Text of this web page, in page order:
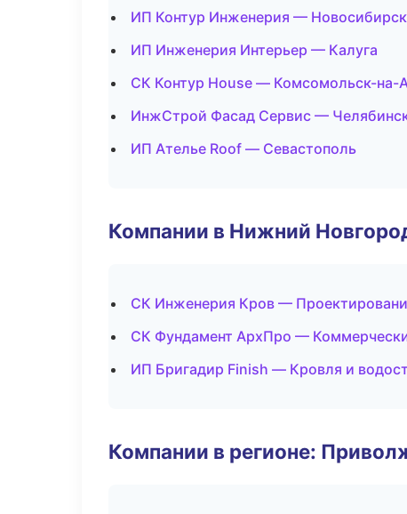
ИП Контур Инженерия — Новосибирск
ИП Инженерия Интерьер — Калуга
СК Контур House — Комсомольск-на-
ИнжСтрой Фасад Сервис —
ИП Ателье Roof — Севастополь
Компании в Нижний
СК Инженерия Кров —
СК Фундамент АрхПро —
ИП Бригадир Finish — Кровля и
Компании в регионе: